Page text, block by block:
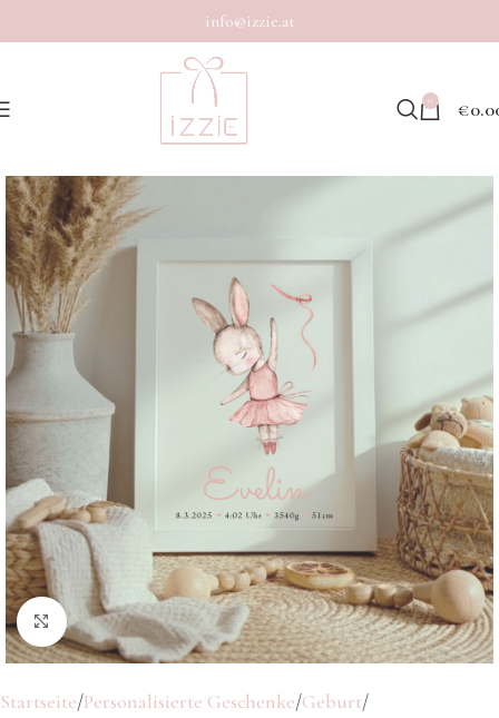
info@izzie.at
0 €
Klicken Sie hier, um zu vergrößern
Startseite Personalisierte Geschenke Geburt